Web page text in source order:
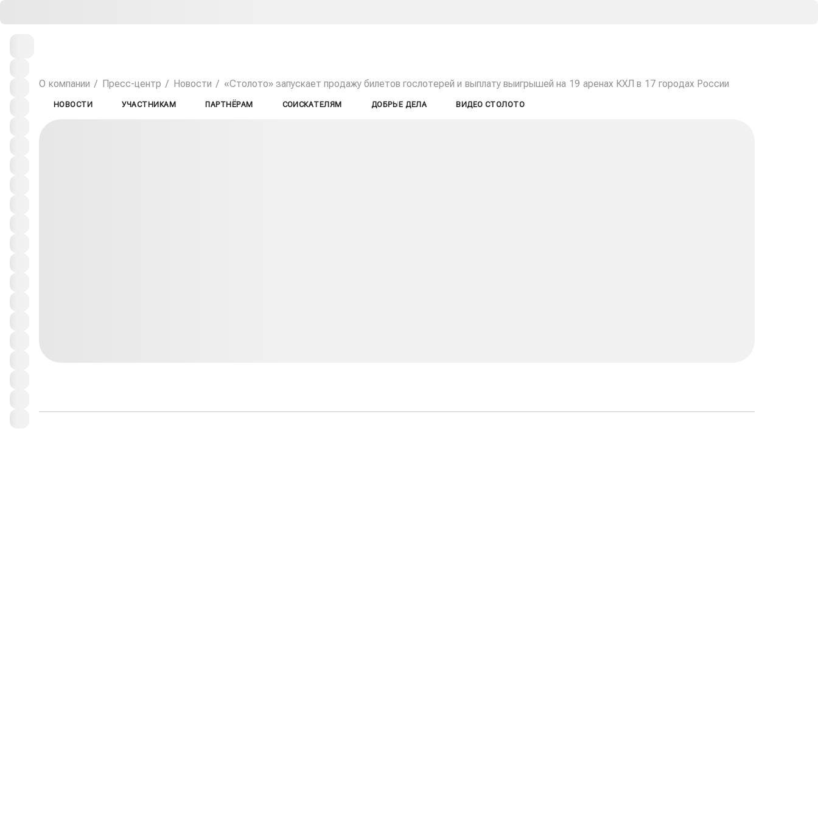
О компании Пресс-центр Новости «Столото» запускает продажу билетов гослотерей и выплату выигрышей на 19 аренах КХЛ в 17 городах России
НОВОСТИ УЧАСТНИКАМ ПАРТНЁРАМ СОИСКАТЕЛЯМ ДОБРЫЕ ДЕЛА ВИДЕО СТОЛОТО